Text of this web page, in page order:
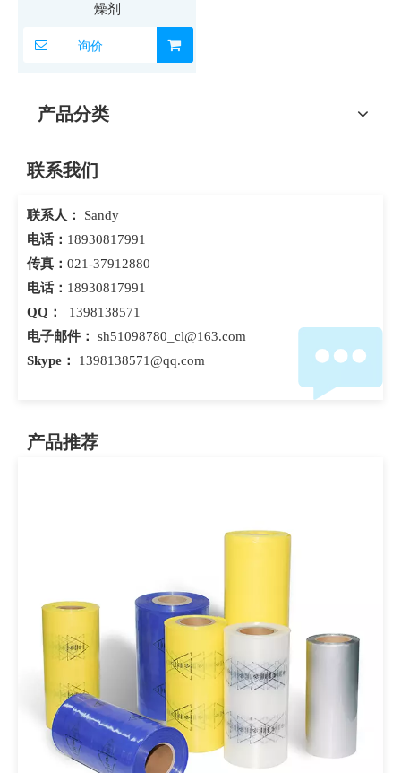
燥剂
询价
产品分类
联系我们
联系人：
Sandy
电话： 18930817991
传真： 021-37912880
电话： 18930817991
QQ： 1398138571
电子邮件： sh51098780_cl@163.com
Skype： 1398138571@qq.com
产品推荐